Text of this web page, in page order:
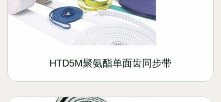
HTD5M聚氨酯单面齿同步带